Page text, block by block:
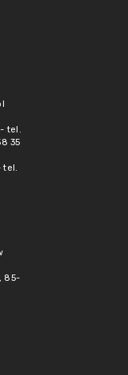
tel.
35
tel.
85-